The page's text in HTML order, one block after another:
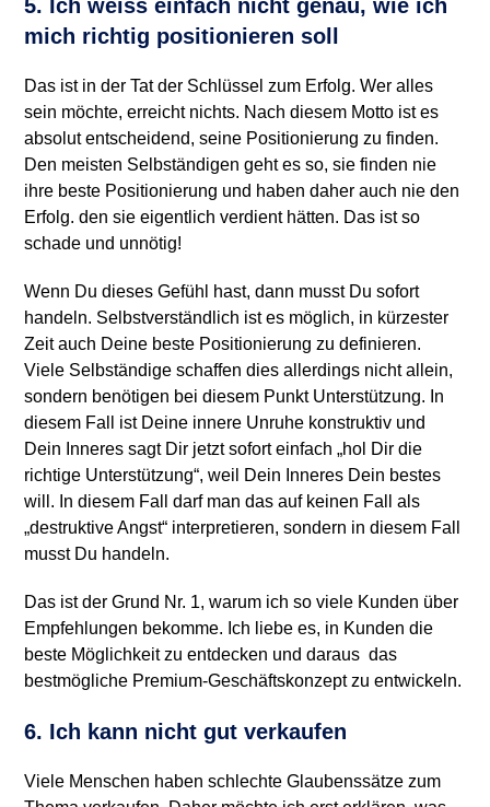
5. Ich weiss einfach nicht genau, wie ich
mich richtig positionieren soll
Das ist in der Tat der Schlüssel zum Erfolg. Wer alles
sein möchte, erreicht nichts. Nach diesem Motto ist es
absolut entscheidend, seine Positionierung zu finden.
Den meisten Selbständigen geht es so, sie finden nie
ihre beste Positionierung und haben daher auch nie den
Erfolg. den sie eigentlich verdient hätten. Das ist so
schade und unnötig!
Wenn Du dieses Gefühl hast, dann musst Du sofort
handeln. Selbstverständlich ist es möglich, in kürzester
Zeit auch Deine beste Positionierung zu definieren.
Viele Selbständige schaffen dies allerdings nicht allein,
sondern benötigen bei diesem Punkt Unterstützung. In
diesem Fall ist Deine innere Unruhe konstruktiv und
Dein Inneres sagt Dir jetzt sofort einfach „hol Dir die
richtige Unterstützung“, weil Dein Inneres Dein bestes
will. In diesem Fall darf man das auf keinen Fall als
„destruktive Angst“ interpretieren, sondern in diesem Fall
musst Du handeln.
Das ist der Grund Nr. 1, warum ich so viele Kunden über
Empfehlungen bekomme. Ich liebe es, in Kunden die
beste Möglichkeit zu entdecken und daraus das
bestmögliche Premium-Geschäftskonzept zu entwickeln.
6. Ich kann nicht gut verkaufen
Viele Menschen haben schlechte Glaubenssätze zum